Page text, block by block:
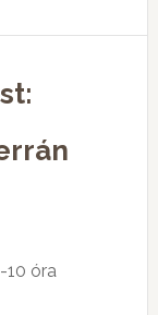
10 óra